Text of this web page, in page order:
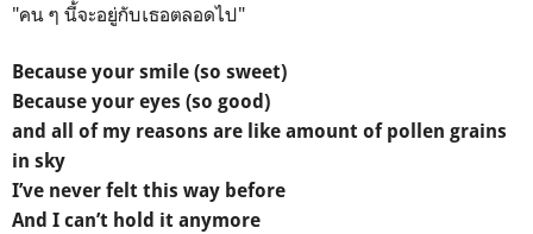
"คน ๆ นี้จะอยู่กับเธอตลอดไป"
Because your smile (so sweet)
Because your eyes (so good)
and all of my reasons are like amount of pollen grains
in sky
I’ve never felt this way before
And I can’t hold it anymore